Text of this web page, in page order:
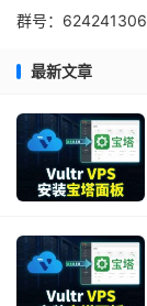
群号：624241306
最新文章